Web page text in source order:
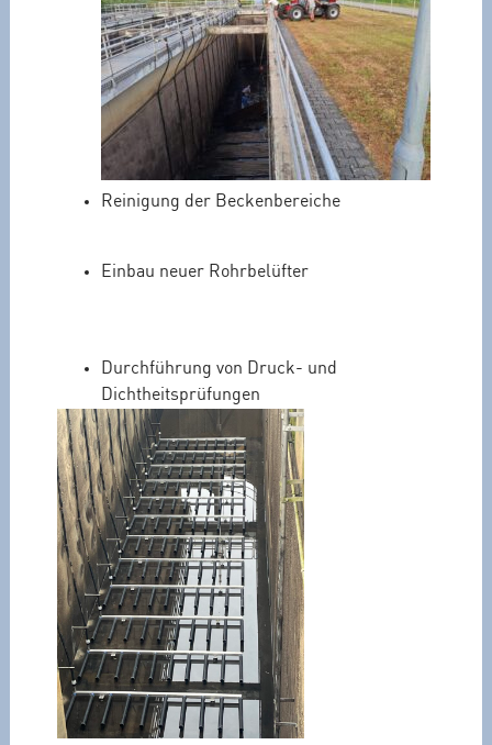
Reinigung der Beckenbereiche
Einbau neuer Rohrbelüfter
Durchführung von Druck- und
Dichtheitsprüfungen